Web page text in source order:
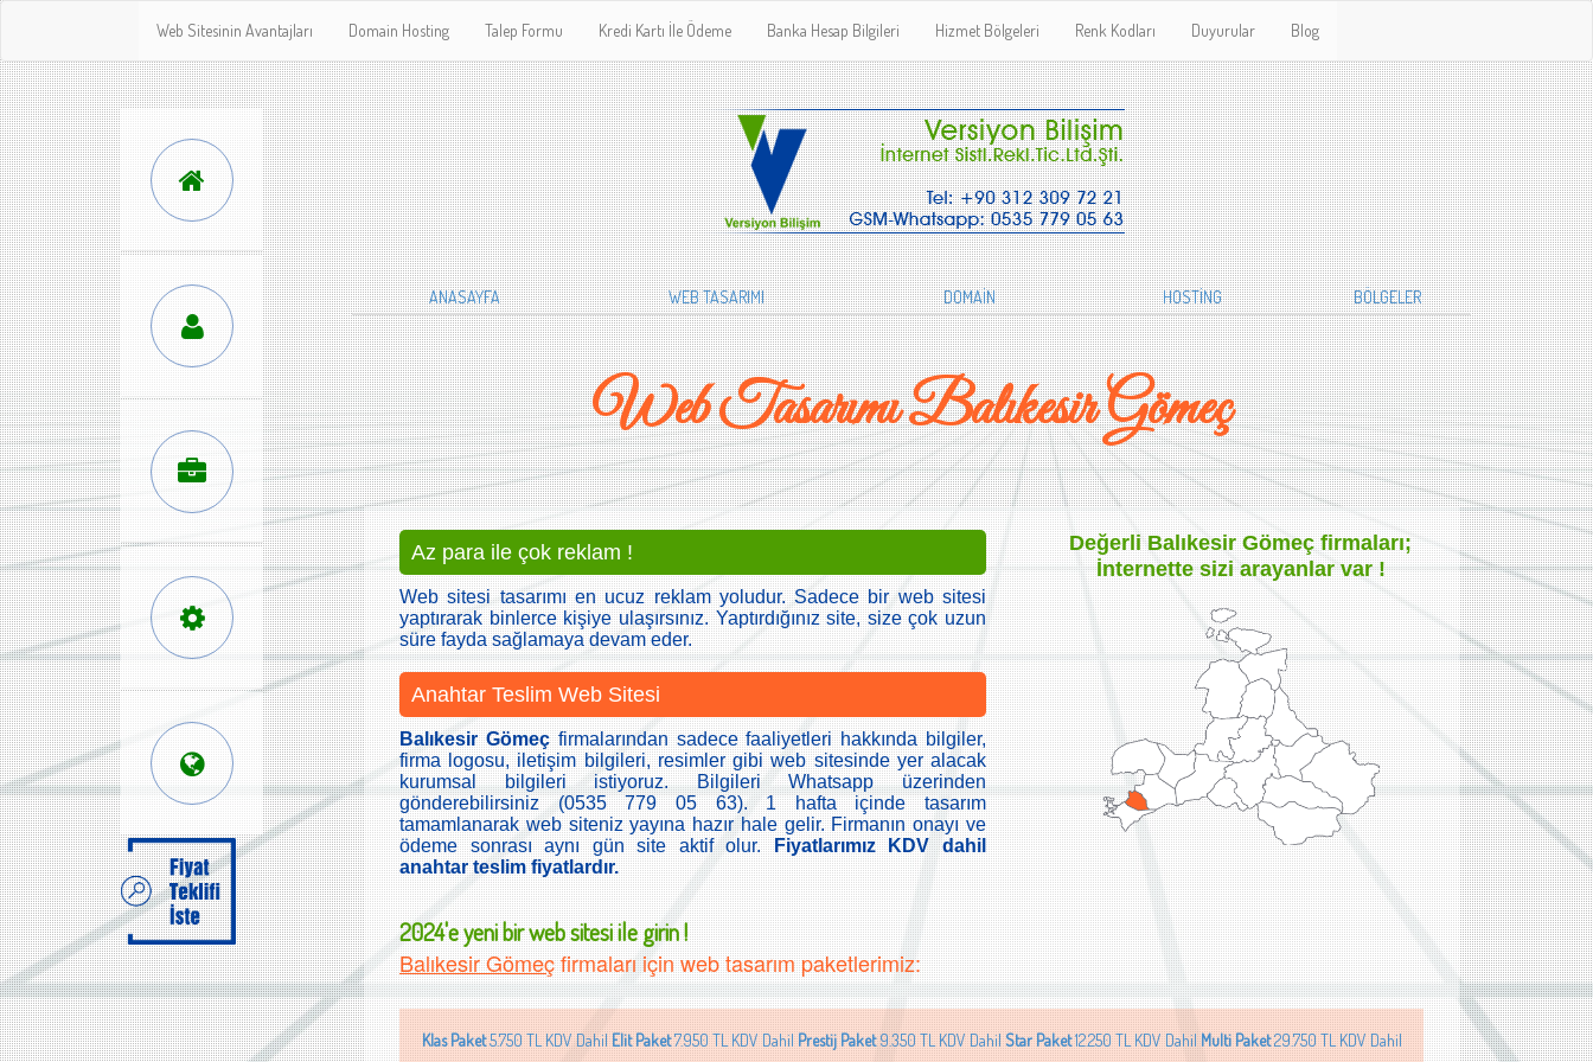
Web Sitesinin Avantajları Domain Hosting Talep Formu Kredi Kartı İle Ödeme Banka Hesap Bilgileri Hizmet Bölgeleri Renk Kodları Duyurular Blog
ANASAYFA WEB TASARIMI DOMAİN HOSTİNG BÖLGELER
Web Tasarımı Balıkesir Gömeç
Az para ile çok reklam !
Web sitesi tasarımı en ucuz reklam yoludur. Sadece bir web sitesi
yaptırarak binlerce kişiye ulaşırsınız. Yaptırdığınız site, size çok uzun
süre fayda sağlamaya devam eder.
Anahtar Teslim Web Sitesi
Balıkesir Gömeçfirmalarından sadece faaliyetleri hakkında bilgiler,
firma logosu, iletişim bilgileri, resimler gibi web sitesinde yer alacak
kurumsal bilgileri istiyoruz. Bilgileri Whatsapp üzerinden
gönderebilirsiniz (0535 779 05 63). 1 hafta içinde tasarım
tamamlanarak web siteniz yayına hazır hale gelir. Firmanın onayı ve
ödeme sonrası aynı gün site aktif olur.Fiyatlarımız KDV dahil
anahtar teslim fiyatlardır.
DeğerliBalıkesir Gömeçfirmaları;
İnternette sizi arayanlar var !
2024'e yeni bir web sitesi ile girin !
Balıkesir Gömeçfirmaları için web tasarım paketlerimiz:
Klas Paket5.750 TL KDV Dahil Elit Paket7.950 TL KDV Dahil Prestij Paket9.350 TL KDV Dahil Star Paket12.250 TL KDV Dahil Multi Paket29.750 TL KDV Dahil